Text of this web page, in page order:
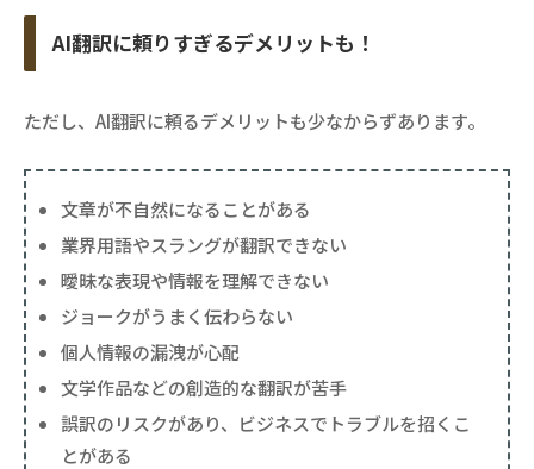
AI翻訳に頼りすぎるデメリットも！
ただし、AI翻訳に頼るデメリットも少なからずあります。
文章が不自然になることがある
業界用語やスラングが翻訳できない
曖昧な表現や情報を理解できない
ジョークがうまく伝わらない
個人情報の漏洩が心配
文学作品などの創造的な翻訳が苦手
誤訳のリスクがあり、ビジネスでトラブルを招くこ
とがある